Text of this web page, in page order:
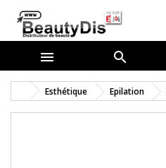
 
Esthétique Epilation